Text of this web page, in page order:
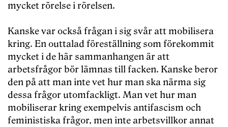
mycket rörelse i rörelsen.
Kanske var också frågan i sig svår att mobilisera
kring. En outtalad föreställning som förekommit
mycket i de här sammanhangen är att
arbetsfrågor bör lämnas till facken. Kanske beror
den på att man inte vet hur man ska närma sig
dessa frågor utomfackligt. Man vet hur man
mobiliserar kring exempelvis antifascism och
feministiska frågor, men inte arbetsvillkor annat